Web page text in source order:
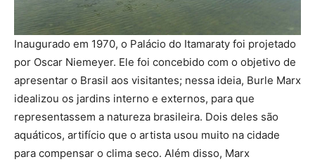
Inaugurado em 1970, o Palácio do Itamaraty foi projetado
por Oscar Niemeyer. Ele foi concebido com o objetivo de
apresentar o Brasil aos visitantes; nessa ideia, Burle Marx
idealizou os jardins interno e externos, para que
representassem a natureza brasileira. Dois deles são
aquáticos, artifício que o artista usou muito na cidade
para compensar o clima seco. Além disso, Marx